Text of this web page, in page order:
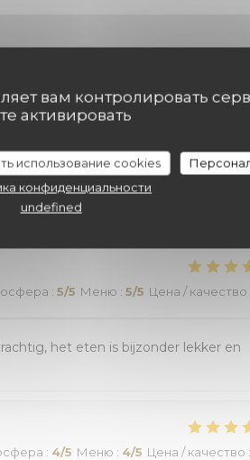
вам контролировать
активировать
использование cookies
конфиденциальности
undefined
: 5/5 Меню : 5/5 Цена / качество
het eten is bijzonder lekker en
: 4/5 Меню : 4/5 Цена / качество :